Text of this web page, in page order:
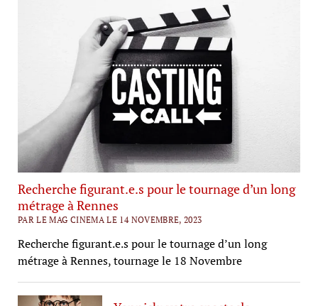
Recherche figurant.e.s pour le tournage d’un long
métrage à Rennes
PAR LE MAG CINEMA LE 14 NOVEMBRE, 2023
Recherche figurant.e.s pour le tournage d’un long
métrage à Rennes, tournage le 18 Novembre